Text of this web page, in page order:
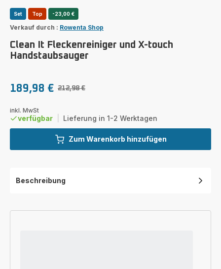
Set Top -23,00 €
Verkauf durch : Rowenta Shop
Clean It Fleckenreiniger und X-touch
Handstaubsauger
Ermäßigter
189,98 €
Erstes
212,98 €
inkl. MwSt
verfügbar Lieferung in 1-2 Werktagen
Zum Warenkorb hinzufügen
Beschreibung